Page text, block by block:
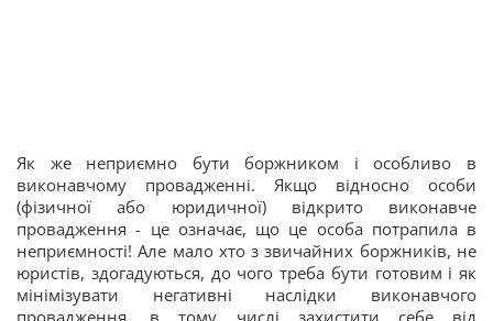
Як же неприємно бути боржником і особливо в
виконавчому провадженні. Якщо відносно особи
(фізичної або юридичної) відкрито виконавче
провадження - це означає, що це особа потрапила в
неприємності! Але мало хто з звичайних боржників, не
юристів, здогадуються, до чого треба бути готовим і як
мінімізувати негативні наслідки виконавчого
провадження, в тому числі захистити себе від